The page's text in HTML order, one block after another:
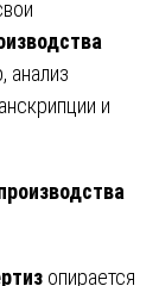
анализ
и
опирается